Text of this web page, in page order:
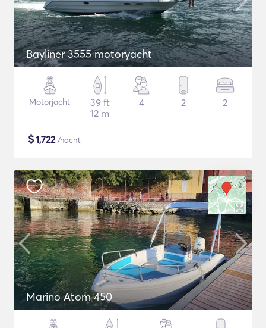
Bayliner 3555 motoryacht
Motorjacht
39 ft
12 m
4 2 2
$1,722/nacht
Marino Atom 450